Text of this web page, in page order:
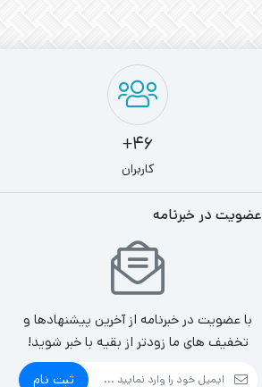
46+
کاربران
عضویت در خبرنامه
با عضویت در خبرنامه از آخرین پیشنهادها و
تخفیف های ما زودتر از بقیه با خبر شوید!
ثبت نام